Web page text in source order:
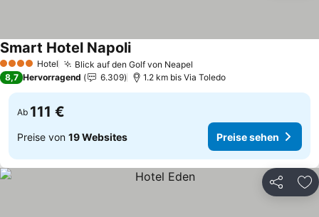
4 Sterne Hotel Blick auf den Golf von Neapel
Smart Hotel Napoli
8,7 Hervorragend 6.309 1.2 km bis Via Toledo
Ab 111 €
Preise von 19 Websites Preise sehen
Teilen